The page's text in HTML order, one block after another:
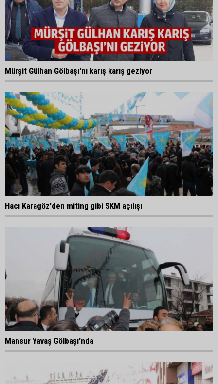
Mürşit Gülhan Gölbaşı'nı karış karış geziyor
Hacı Karagöz'den miting gibi SKM açılışı
Mansur Yavaş Gölbaşı'nda